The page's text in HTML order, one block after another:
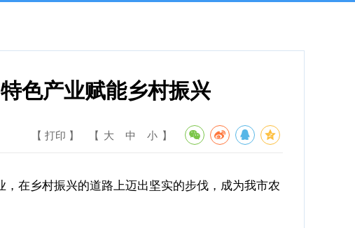
色产业赋能乡村振兴
【 打印 】 【 大 中 小 】
在乡村振兴的道路上迈出坚实的步伐，成为我市农